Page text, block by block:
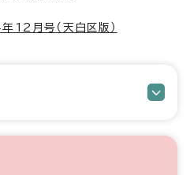
12月号（天白区版）